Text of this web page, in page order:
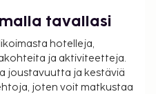
tavallasi
hotelleja,
ja aktiviteetteja.
joustavuutta ja kestäviä
joten voit matkustaa